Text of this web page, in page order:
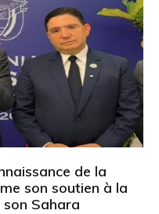
de la
son soutien à la
Sahara